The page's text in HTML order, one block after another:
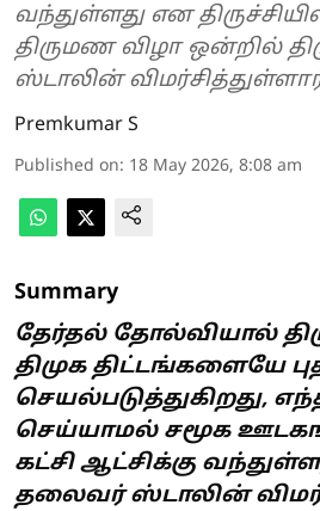
வந்துள்ளது என
திருமண விழா ஒன்றில்
ஸ்டாலின்
Premkumar S
Published on: 18 May 2026, 8:08 am
Summary
தேர்தல் தோல்வியால்
திமுக திட்டங்களையே
செயல்படுத்துகிறது,
செய்யாமல் சமூக
கட்சி ஆட்சிக்கு
தலைவர் ஸ்டாலின்